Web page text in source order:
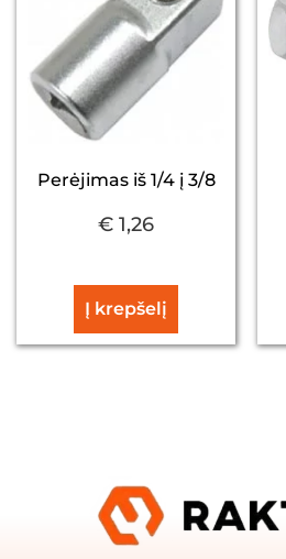
Perėjimas iš 1/4 į 3/8
€ 1,26
Į krepšelį